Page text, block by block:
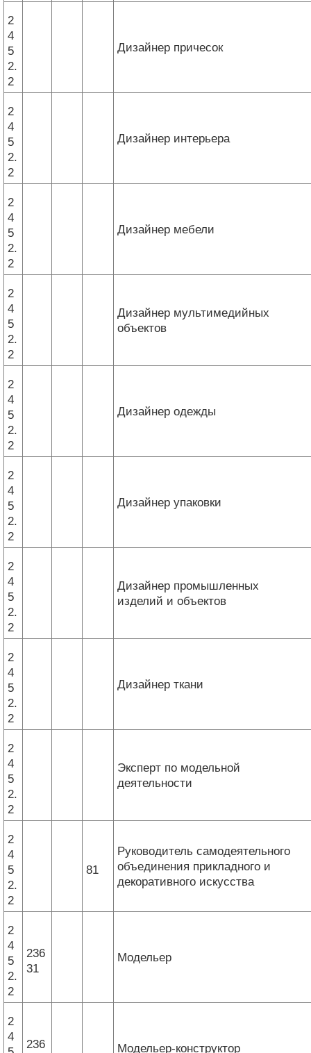
2
4
5
2.
2
Дизайнер причесок
2
4
5
2.
2
Дизайнер интерьера
2
4
5
2.
2
Дизайнер мебели
2
4
5
2.
2
Дизайнер мультимедийных
объектов
2
4
5
2.
2
Дизайнер одежды
2
4
5
2.
2
Дизайнер упаковки
2
4
5
2.
2
Дизайнер промышленных
изделий и объектов
2
4
5
2.
2
Дизайнер ткани
2
4
5
2.
2
Эксперт по модельной
деятельности
2
4
5
2.
2
81
Руководитель самодеятельного
объединения прикладного и
декоративного искусства
2
4
5
2.
2
236
31
Модельер
2
4
236
Модельер-конструктор